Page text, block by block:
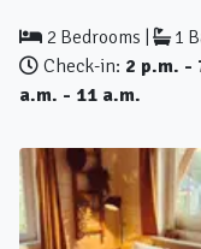
2 Bedrooms | 1
Check-in: 2 p.m. -
a.m. - 11 a.m.